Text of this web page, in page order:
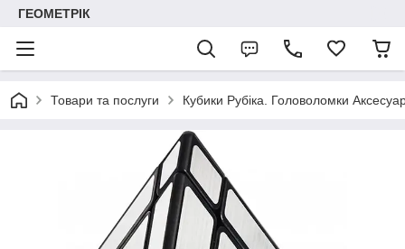
ГЕОМЕТРІК
Товари та послуги Кубики Рубіка. Головоломки